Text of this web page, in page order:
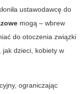
ustawodawcę do
mogą – wbrew
do otoczenia związki
jak dzieci, kobiety w
ograniczając